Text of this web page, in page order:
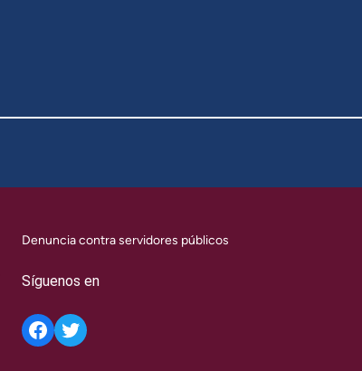
Denuncia contra servidores públicos
Síguenos en
Twitter